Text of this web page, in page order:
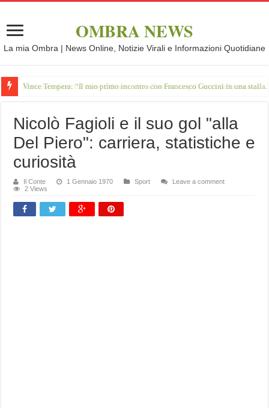
OMBRA NEWS
La mia Ombra | News Online, Notizie Virali e Informazioni Quotidiane
Vince Tempera: “Il mio primo incontro con Francesco Guccini in una
Nicolò Fagioli e il suo gol "alla
Del Piero": carriera, statistiche e
curiosità
Il Conte 1 Gennaio 1970 Sport
Leave a comment
2 Views